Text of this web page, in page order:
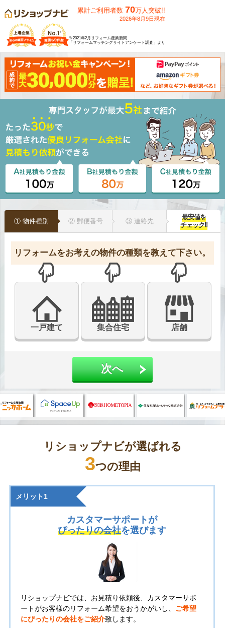
累計ご利用者数 70万人突破!!
2026年8月9日現在
※2021年2月リフォーム産業新聞
「リフォームマッチングサイトアンケート調査」より
① 物件種別 ② 郵便番号 ③ 連絡先
最安値を
チェック!!
リフォームをお考えの物件の種類を教えて下さい。
一戸建て 集合住宅 店舗
次へ
リフォームする建物の郵便番号を教えてください。
お近くのリフォーム会社をご紹介します。
入力項目は必須となります。
お客様の情報が一般に公開されることはありません
〒 ※ハイフンなし
住所
戻る 次へ
ご連絡先を入力してください
入力項目は必須となります。
プライバシーポリシー 特約
戻る 無料 見積もりを取る!
リショップナビが選ばれる
3つの理由
メリット1
カスタマーサポートが
ぴったりの会社を選びます
リショップナビでは、お見積り依頼後、カスタマーサポ
ートがお客様のリフォーム希望をおうかがいし、 ご希望
にぴったりの会社をご紹介致します。